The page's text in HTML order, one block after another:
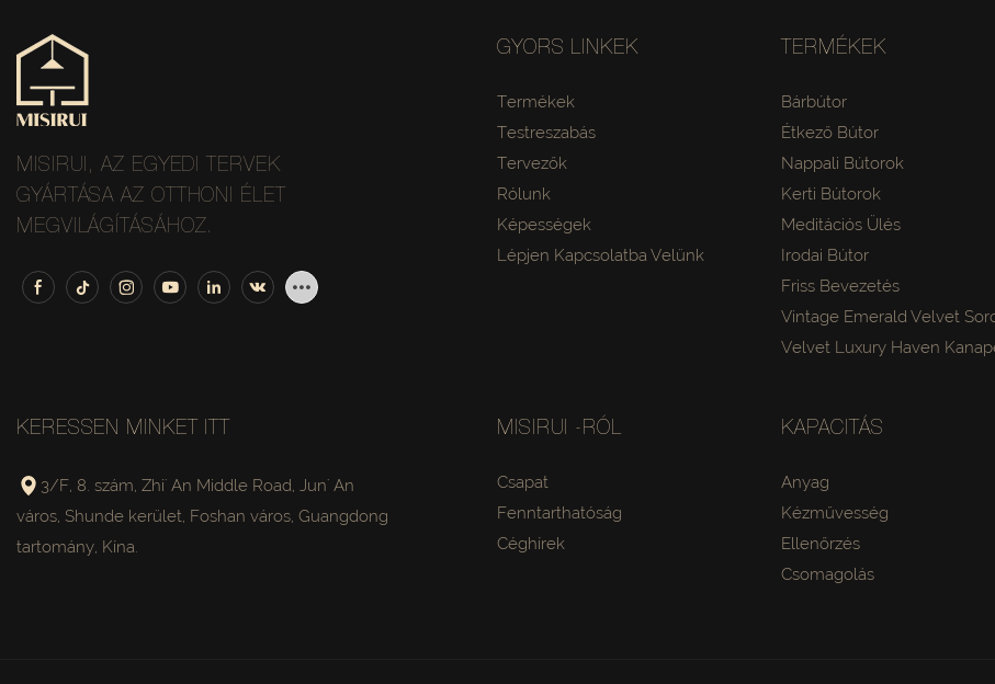
MISIRUI, AZ EGYEDI TERVEK
GYÁRTÁSA AZ OTTHONI ÉLET
MEGVILÁGÍTÁSÁHOZ.
GYORS LINKEK
Termékek
Testreszabás
Tervezők
Rólunk
Képességek
Lépjen Kapcsolatba Velünk
TERMÉKEK
Bárbútor
Étkező Bútor
Nappali Bútorok
Kerti Bútorok
Meditációs Ülés
Irodai Bútor
Friss Bevezetés
Vintage Emerald Velvet
Velvet Luxury Haven
KERESSEN MINKET ITT
3/F, 8. szám, Zhi' An Middle Road, Jun' An
város, Shunde kerület, Foshan város, Guangdong
tartomány, Kína.
MISIRUI -RÓL
Csapat
Fenntarthatóság
Céghírek
KAPACITÁS
Anyag
Kézművesség
Ellenőrzés
Csomagolás